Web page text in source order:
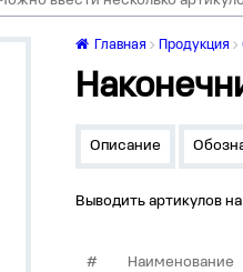
Главная Продукция
Описание
Выводить артикулов
# Наименование